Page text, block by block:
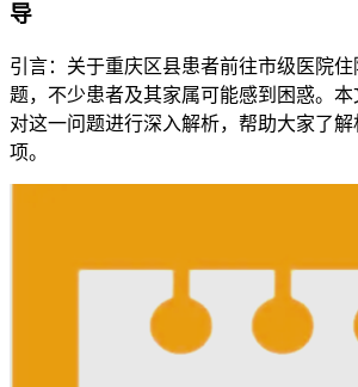
导
引言：关于重庆区县患者前往市级医院
题，不少患者及其家属可能感到困惑。本
对这一问题进行深入解析，帮助大家了
项。